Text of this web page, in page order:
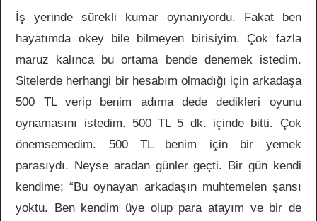
İş yerinde sürekli kumar oynanıyordu. Fakat ben
hayatımda okey bile bilmeyen birisiyim. Çok fazla
maruz kalınca bu ortama bende denemek istedim.
Sitelerde herhangi bir hesabım olmadığı için arkadaşa
500 TL verip benim adıma dede dedikleri oyunu
oynamasını istedim. 500 TL 5 dk. içinde bitti. Çok
önemsemedim. 500 TL benim için bir yemek
parasıydı. Neyse aradan günler geçti. Bir gün kendi
kendime; “Bu oynayan arkadaşın muhtemelen şansı
yoktu. Ben kendim üye olup para atayım ve bir de